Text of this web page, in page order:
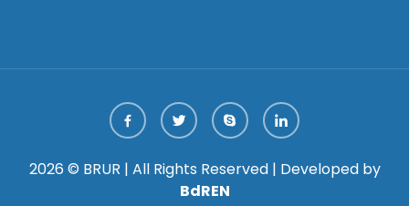
2026 © BRUR | All Rights Reserved | Developed by
BdREN